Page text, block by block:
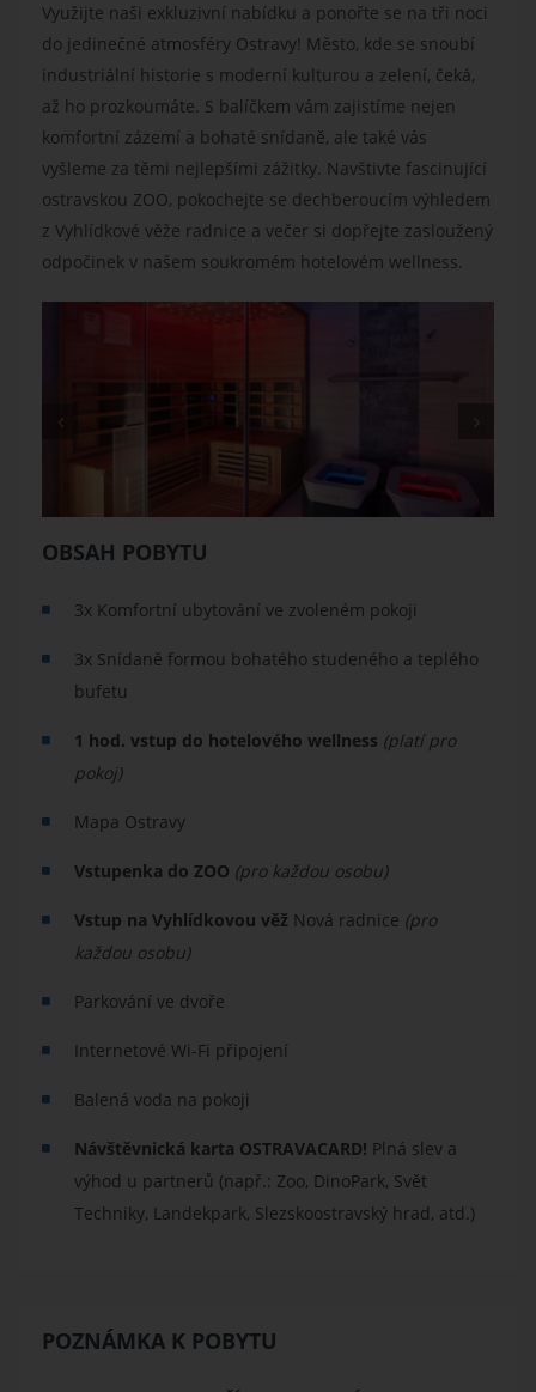
Využijte naši exkluzivní nabídku a ponořte se na tři noci
do jedinečné atmosféry Ostravy! Město, kde se snoubí
industriální historie s moderní kulturou a zelení, čeká,
až ho prozkoumáte. S balíčkem vám zajistíme nejen
komfortní zázemí a bohaté snídaně, ale také vás
vyšleme za těmi nejlepšími zážitky. Navštivte fascinující
ostravskou ZOO, pokochejte se dechberoucím výhledem
z Vyhlídkové věže radnice a večer si dopřejte zasloužený
odpočinek v našem soukromém hotelovém wellness.
OBSAH POBYTU
​3x Komfortní ubytování ve zvoleném pokoji
3x Snídaně formou bohatého studeného a teplého
bufetu
1 hod. vstup do hotelového wellness (platí pro
pokoj)
Mapa Ostravy
Vstupenka do ZOO (pro každou osobu)
Vstup na Vyhlídkovou věž Nová radnice (pro
každou osobu)
Parkování ve dvoře
Internetové Wi-Fi připojení
Balená voda na pokoji
Návštěvnická karta OSTRAVACARD! Plná slev a
výhod u partnerů (např.: Zoo, DinoPark, Svět
Techniky, Landekpark, Slezskoostravský hrad, atd.)
POZNÁMKA K POBYTU